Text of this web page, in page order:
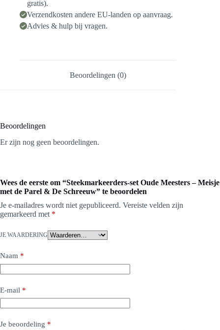
gratis).
Verzendkosten andere EU-landen op aanvraag.
Advies & hulp bij vragen.
Beoordelingen (0)
Beoordelingen
Er zijn nog geen beoordelingen.
Wees de eerste om “Steekmarkeerders-set Oude Meesters – Meisje
met de Parel & De Schreeuw” te beoordelen
Je e-mailadres wordt niet gepubliceerd. Vereiste velden zijn
gemarkeerd met *
JE WAARDERING
Naam *
E-mail *
Je beoordeling *